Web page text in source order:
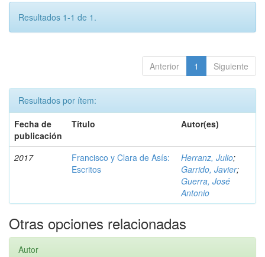
Resultados 1-1 de 1.
Anterior 1 Siguiente
Resultados por ítem:
Fecha de
publicación
Título Autor(es)
2017
Francisco y Clara de Asís:
Escritos
Herranz, Julio;
Garrido, Javier;
Guerra, José
Antonio
Otras opciones relacionadas
Autor